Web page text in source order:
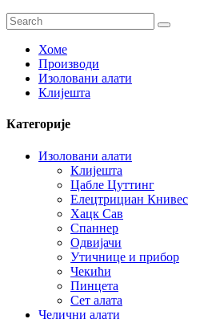
Хоме
Производи
Изоловани алати
Клијешта
Категорије
Изоловани алати
Клијешта
Цабле Цуттинг
Елецтрициан Книвес
Хацк Сав
Спаннер
Одвијачи
Утичнице и прибор
Чекићи
Пинцета
Сет алата
Челични алати